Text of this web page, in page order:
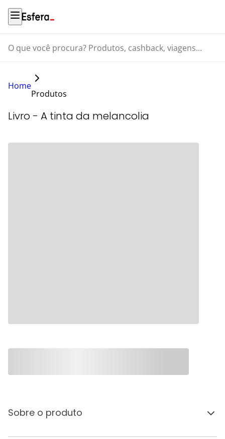
O que você procura? Produtos, cashback, viagens...
Home
Produtos
Livro - A tinta da melancolia
Sobre o produto